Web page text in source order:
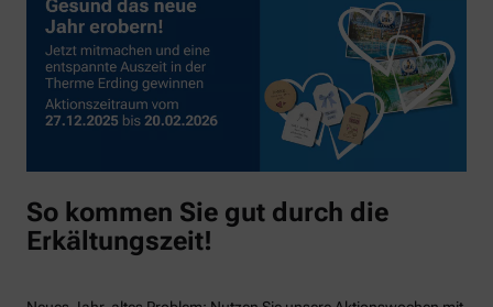
So kommen Sie gut durch die
Erkältungszeit!